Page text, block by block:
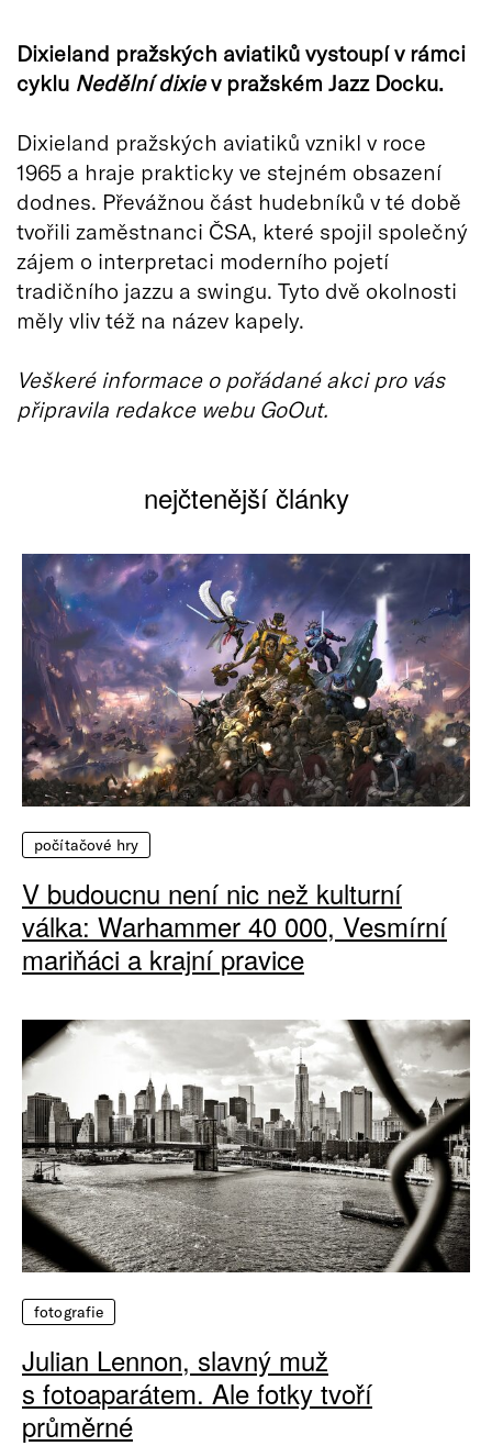
Dixieland pražských aviatiků vystoupí v rámci
cyklu Nedělní dixiev pražském Jazz Docku.
Dixieland pražských aviatiků vznikl v roce
1965 a hraje prakticky ve stejném obsazení
dodnes. Převážnou část hudebníků v té době
tvořili zaměstnanci ČSA, které spojil společný
zájem o interpretaci moderního pojetí
tradičního jazzu a swingu. Tyto dvě okolnosti
měly vliv též na název kapely.
Veškeré informace o pořádané akci pro vás
připravila redakce webu GoOut.
nejčtenější články
počítačové hry
V budoucnu není nic než kulturní
válka: Warhammer 40 000, Vesmírní
mariňáci a krajní pravice
fotografie
Julian Lennon, slavný muž
s fotoaparátem. Ale fotky tvoří
průměrné